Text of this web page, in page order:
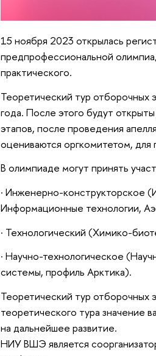
15 ноября 2023 открылась
предпрофессиональной
практического.
Теоретический тур отборочных
года.После этого будут
этапов, после проведения
оцениваются оргкомитетом,
В олимпиаде могут принять
· Инженерно-конструкторское
Информационные технологии,
· Технологический (Химико-
· Научно-технологическое
системы, профиль Арктика).
Теоретический тур
теоретического тура значение
на дальнейшее развитие.
НИУ ВШЭ является